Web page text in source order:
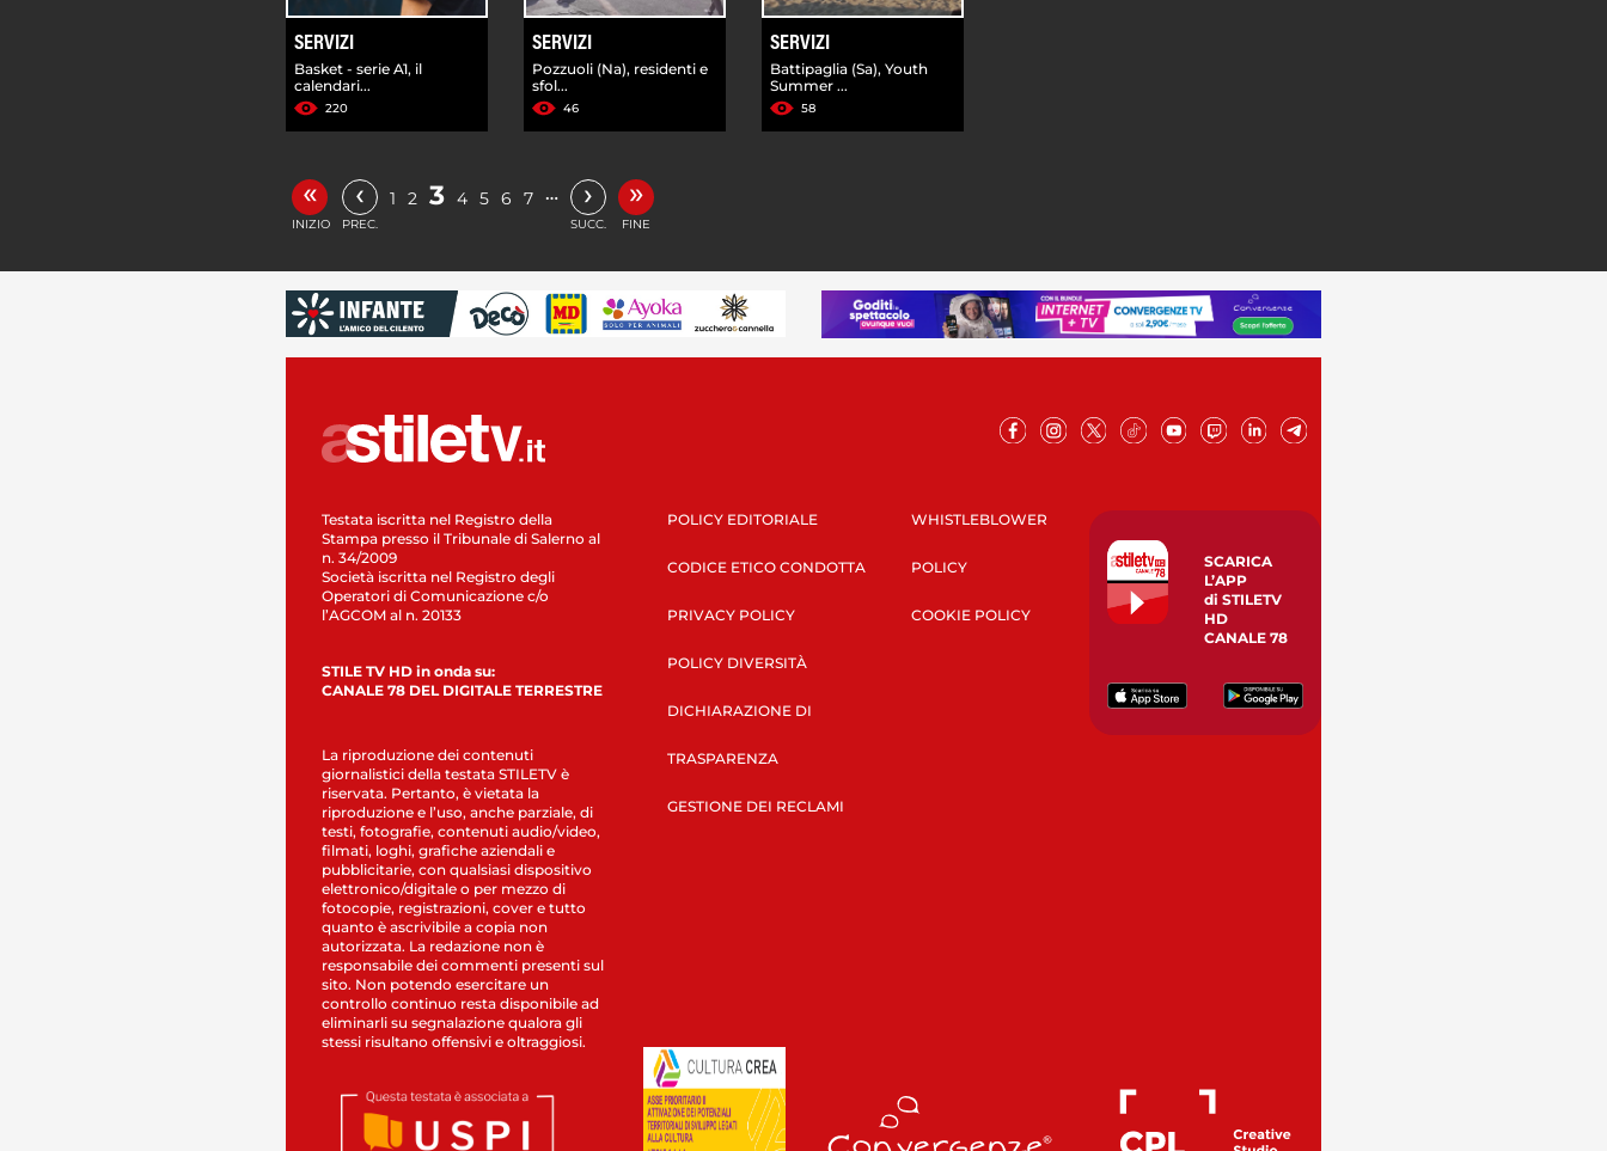
SERVIZI
Basket - serie A1, il
calendari...
220
SERVIZI
Pozzuoli (Na), residenti e
sfol...
46
SERVIZI
Battipaglia (Sa), Youth
Summer ...
58
«
INIZIO
‹
PREC.
1 2 3 4 5 6 7 … ›
SUCC.
»
FINE
Testata iscritta nel Registro della
Stampa presso il Tribunale di Salerno al
n. 34/2009
Società iscritta nel Registro degli
Operatori di Comunicazione c/o
l’AGCOM al n. 20133
STILE TV HD in onda su:
CANALE 78 DEL DIGITALE TERRESTRE
La riproduzione dei contenuti
giornalistici della testata STILETV è
riservata. Pertanto, è vietata la
riproduzione e l’uso, anche parziale, di
testi, fotografie, contenuti audio/video,
filmati, loghi, grafiche aziendali e
pubblicitarie, con qualsiasi dispositivo
elettronico/digitale o per mezzo di
fotocopie, registrazioni, cover e tutto
quanto è ascrivibile a copia non
autorizzata. La redazione non è
responsabile dei commenti presenti sul
sito. Non potendo esercitare un
controllo continuo resta disponibile ad
eliminarli su segnalazione qualora gli
stessi risultano offensivi e oltraggiosi.
POLICY EDITORIALE
CODICE ETICO CONDOTTA
PRIVACY POLICY
POLICY DIVERSITÀ
DICHIARAZIONE DI
TRASPARENZA
GESTIONE DEI RECLAMI
WHISTLEBLOWER
POLICY
COOKIE POLICY
SCARICA
L’APP
di STILETV
HD
CANALE 78